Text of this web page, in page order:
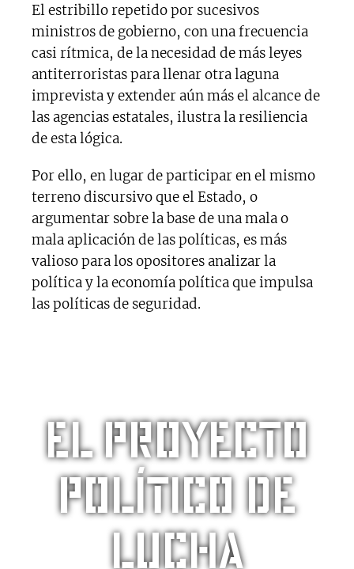
El estribillo repetido por sucesivos
ministros de gobierno, con una frecuencia
casi rítmica, de la necesidad de más leyes
antiterroristas para llenar otra laguna
imprevista y extender aún más el alcance de
las agencias estatales, ilustra la resiliencia
de esta lógica.
Por ello, en lugar de participar en el mismo
terreno discursivo que el Estado, o
argumentar sobre la base de una mala o
mala aplicación de las políticas, es más
valioso para los opositores analizar la
política y la economía política que impulsa
las políticas de seguridad.
El proyecto
político de
lucha